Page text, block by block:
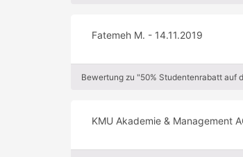
Fatemeh M. - 14.11.2019
Bewertung zu "50% Studentenrabatt auf
KMU Akademie & Management